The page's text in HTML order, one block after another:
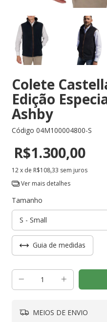
Colete
Edição
Ashby
Código 04M100004800-S
R$1.300,00
12x de R$108,33 sem juros
Ver mais detalhes
Tamanho
Guia de medidas
MEIOS DE ENVIO